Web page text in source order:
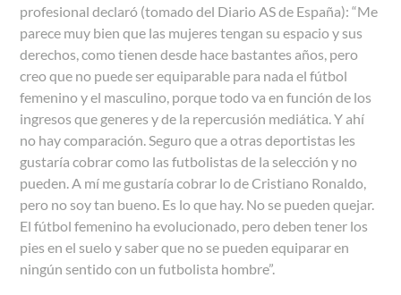
profesional declaró (tomado del Diario AS de España): “Me
parece muy bien que las mujeres tengan su espacio y sus
derechos, como tienen desde hace bastantes años, pero
creo que no puede ser equiparable para nada el fútbol
femenino y el masculino, porque todo va en función de los
ingresos que generes y de la repercusión mediática. Y ahí
no hay comparación. Seguro que a otras deportistas les
gustaría cobrar como las futbolistas de la selección y no
pueden. A mí me gustaría cobrar lo de Cristiano Ronaldo,
pero no soy tan bueno. Es lo que hay. No se pueden quejar.
El fútbol femenino ha evolucionado, pero deben tener los
pies en el suelo y saber que no se pueden equiparar en
ningún sentido con un futbolista hombre”.